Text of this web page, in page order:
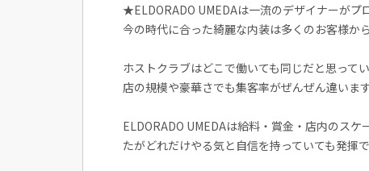
★ELDORADO UMEDAは一流のデザイナーがプ
今の時代に合った綺麗な内装は多くのお客様か
ホストクラブはどこで働いても同じだと思って
店の規模や豪華さでも集客率がぜんぜん違います
ELDORADO UMEDAは給料・賞金・店内のス
たがどれだけやる気と自信を持っていても発揮